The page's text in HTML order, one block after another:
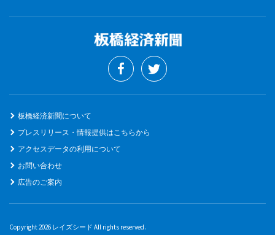
板橋経済新聞について
プレスリリース・情報提供はこちらから
アクセスデータの利用について
お問い合わせ
広告のご案内
Copyright 2026 レイズシード All rights reserved.